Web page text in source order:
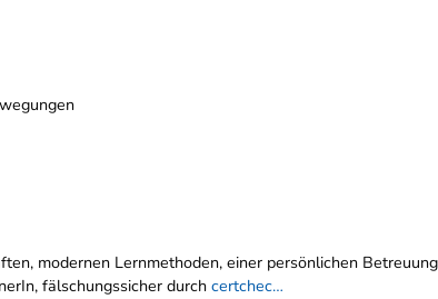
modernen Lernmethoden, einer persönlichen
fälschungssicher durch certchec…